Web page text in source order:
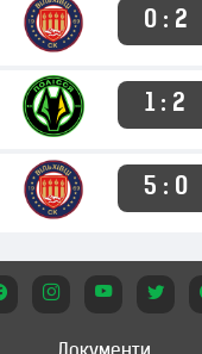
0 : 2
1 : 2
5 : 0